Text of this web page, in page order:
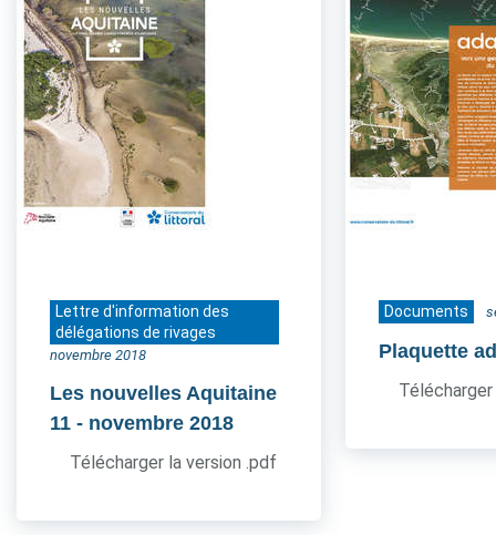
Lettre d'information des
délégations de rivages
novembre 2018
Les nouvelles Aquitaine
11 - novembre 2018
Télécharger la version .pdf
Documents
Plaquette